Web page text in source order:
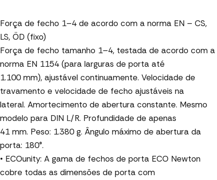
Força de fecho 1–4 de acordo com a norma EN – CS,
LS, ÖD (fixo)
Força de fecho tamanho 1–4, testada de acordo com a
norma EN 1154 (para larguras de porta até
1.100 mm), ajustável continuamente. Velocidade de
travamento e velocidade de fecho ajustáveis na
lateral. Amortecimento de abertura constante. Mesmo
modelo para DIN L/R. Profundidade de apenas
41 mm. Peso: 1.380 g. Ângulo máximo de abertura da
porta: 180°.
• ECOunity: A gama de fechos de porta ECO Newton
cobre todas as dimensões de porta com